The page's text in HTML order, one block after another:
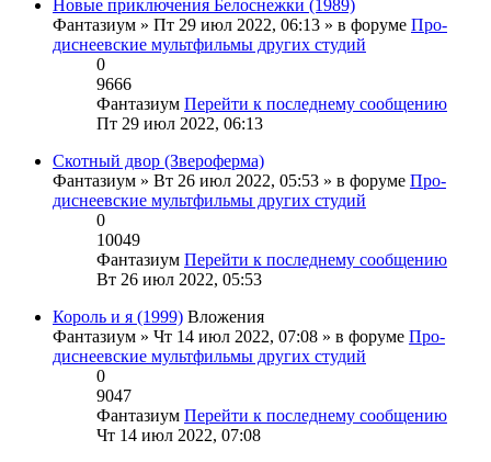
Новые приключения Белоснежки (1989)
Фантазиум » Пт 29 июл 2022, 06:13 » в форуме Про-
диснеевские мультфильмы других студий
0
9666
Фантазиум Перейти к последнему сообщению
Пт 29 июл 2022, 06:13
Скотный двор (Звероферма)
Фантазиум » Вт 26 июл 2022, 05:53 » в форуме Про-
диснеевские мультфильмы других студий
0
10049
Фантазиум Перейти к последнему сообщению
Вт 26 июл 2022, 05:53
Король и я (1999) Вложения
Фантазиум » Чт 14 июл 2022, 07:08 » в форуме Про-
диснеевские мультфильмы других студий
0
9047
Фантазиум Перейти к последнему сообщению
Чт 14 июл 2022, 07:08